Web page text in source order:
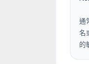
通
名
的